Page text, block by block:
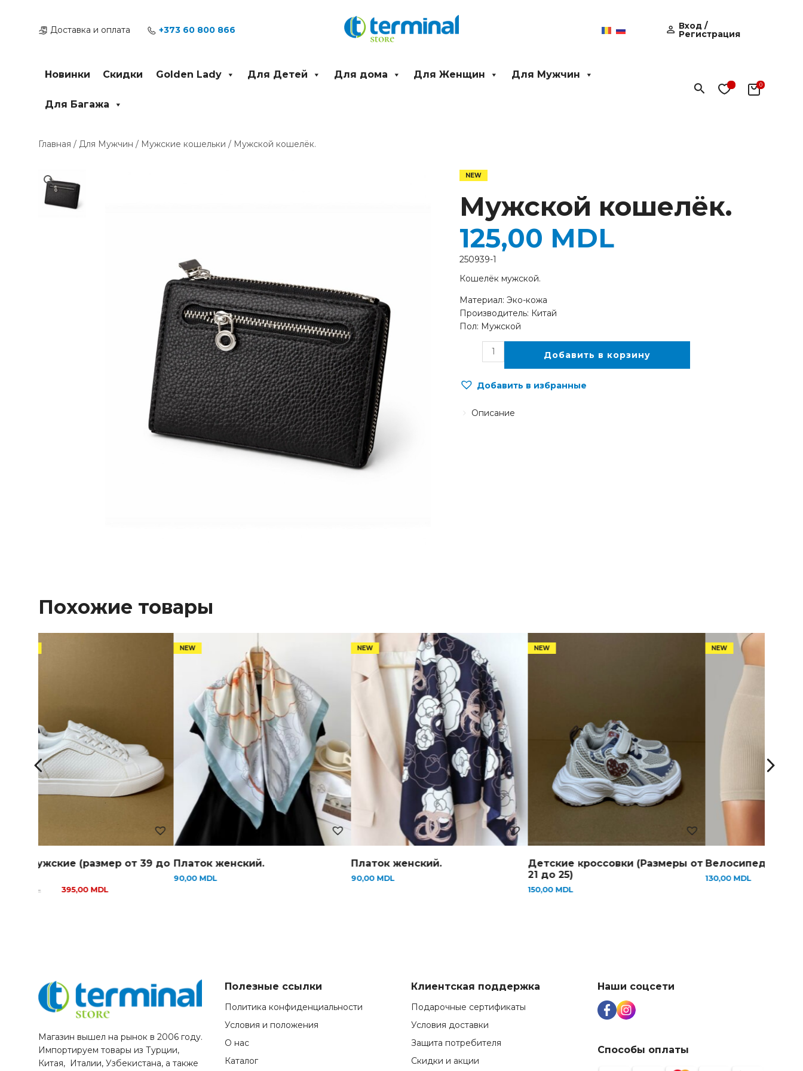
содержимомуДоставка и оплата +373 60 800 866 Вход /
Регистрация
Новинки Скидки Golden Lady Для Детей Для дома Для Женщин Для Мужчин
Для Багажа
Поиск
Главная / Для Мужчин / Мужские кошельки / Мужской кошелёк.
Мужской кошелёк.
Кошелёк мужской.
Материал: Эко-кожа
Производитель: Китай
Пол: Мужской
125,00 MDL
товара
Мужской
кошелёк.
Добавить в корзину
Добавить в избранные
250939-1
Описание
Похожие товары
мужские (размер от 39 до
MDL 395,00 MDL
Платок женский.
90,00 MDL
Платок женский.
90,00 MDL
Детские кроссовки (Размеры от
21 до 25)
150,00 MDL
Велосипедки
130,00 MDL
Магазин вышел на рынок в 2006 году.
Импортируем товары из Турции,
Китая, Италии, Узбекистана, а также
Полезные ссылки
Политика конфиденциальности
Условия и положения
О нас
Каталог
Клиентская поддержка
Подарочные сертификаты
Условия доставки
Защита потребителя
Скидки и акции
Наши соцсети
Способы оплаты